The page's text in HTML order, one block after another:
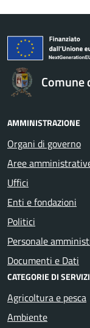
Comune
AMMINISTRAZIONE
Organi di governo
Aree
Uffici
Enti e fondazioni
Politici
Personale
Documenti e Dati
CATEGORIE DI
Agricoltura e pesca
Ambiente